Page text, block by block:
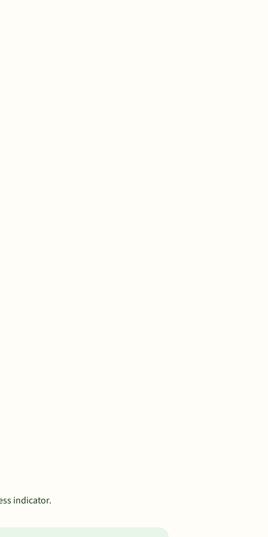
indicator.